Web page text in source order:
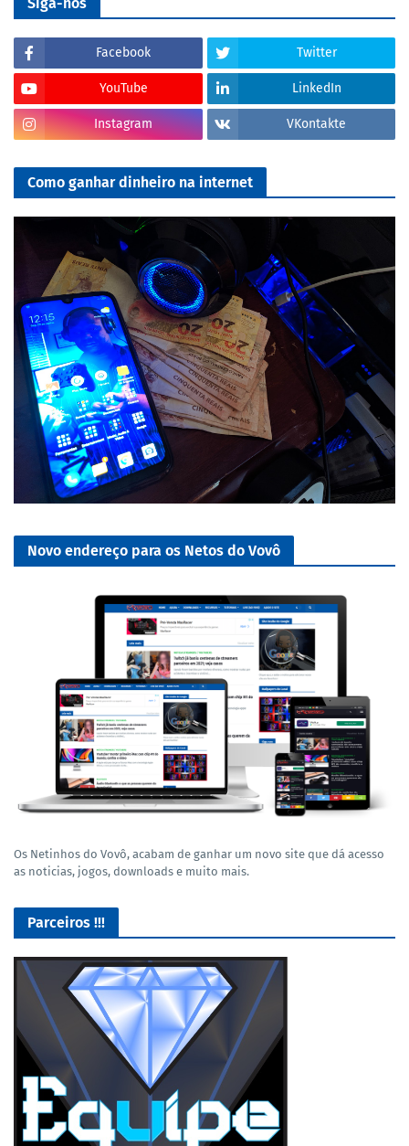
Facebook Twitter
YouTube LinkedIn
Instagram VKontakte
Como ganhar dinheiro na internet
Novo endereço para os Netos do Vovô
Os Netinhos do Vovô, acabam de ganhar um novo site que dá acesso
as noticias, jogos, downloads e muito mais.
Parceiros !!!
Lives de Gameplay no Facebook Gaming e muito mais